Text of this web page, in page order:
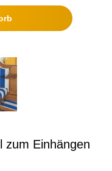
zum Einhängen